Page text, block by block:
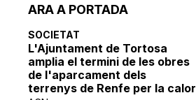
ARA A PORTADA
SOCIETAT
L'Ajuntament de Tortosa
amplia el termini de les obres
de l'aparcament dels
terrenys de Renfe per la calor